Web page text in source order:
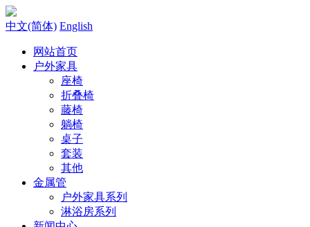
中文(简体) English
网站首页
户外家具
座椅
折叠椅
藤椅
躺椅
桌子
套装
其他
金属管
户外家具系列
淋浴房系列